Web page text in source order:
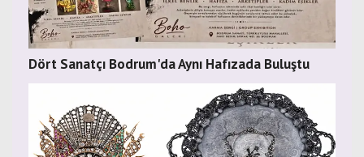
Dört Sanatçı Bodrum'da Aynı Hafızada Buluştu